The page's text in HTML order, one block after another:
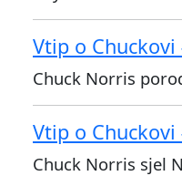
Vtip o Chuckovi
Chuck Norris
Vtip o Chuckovi
Chuck Norris sjel